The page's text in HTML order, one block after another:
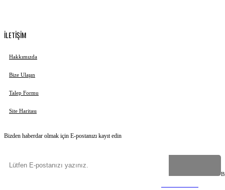
İLETİŞİM
Hakkımızda
Bize Ulaşın
Talep Formu
Site Haritası
Bizden haberdar olmak için E-postanızı kayıt edin